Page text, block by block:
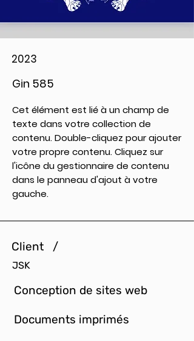
2023
Gin 585
Cet élément est lié à un champ de
texte dans votre collection de
contenu. Double-cliquez pour ajouter
votre propre contenu. Cliquez sur
l'icône du gestionnaire de contenu
dans le panneau d'ajout à votre
gauche.
Client /
JSK
Conception de sites web
Documents imprimés